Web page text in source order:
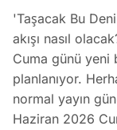
'Taşacak Bu
akışı nasıl
Cuma günü yeni
planlanıyor.
normal yayın
Haziran 2026